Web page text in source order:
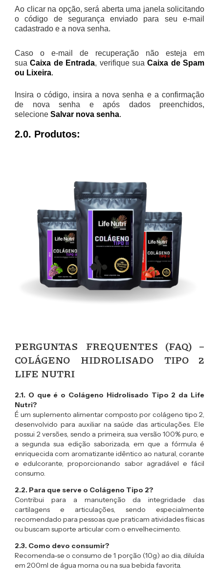
Ao clicar na opção, será aberta uma janela solicitando
o código de segurança enviado para seu e-mail
cadastrado e a nova senha.
Caso o e-mail de recuperação não esteja em
suaCaixa de Entrada, verifique suaCaixa de Spam
ou Lixeira.
Insira o código, insira a nova senha e a confirmação
de nova senha e após dados preenchidos,
selecione Salvar nova senha.
2.0. Produtos:
PERGUNTAS FREQUENTES (FAQ) –
COLÁGENO HIDROLISADO TIPO 2
LIFE NUTRI
2.1. O que é o Colágeno Hidrolisado Tipo 2 da Life
Nutri?
É um suplemento alimentar composto por colágeno tipo 2,
desenvolvido para auxiliar na saúde das articulações. Ele
possui 2 versões, sendo a primeira, sua versão 100% puro, e
a segunda sua edição saborizada, em que a fórmula é
enriquecida com aromatizante idêntico ao natural, corante
e edulcorante, proporcionando sabor agradável e fácil
consumo.
2.2. Para que serve o Colágeno Tipo 2?
Contribui para a manutenção da integridade das
cartilagens e articulações, sendo especialmente
recomendado para pessoas que praticam atividades físicas
ou buscam suporte articular com o envelhecimento.
2.3. Como devo consumir?
Recomenda-se o consumo de 1 porção (10g) ao dia, diluída
em 200ml de água morna ou na sua bebida favorita.